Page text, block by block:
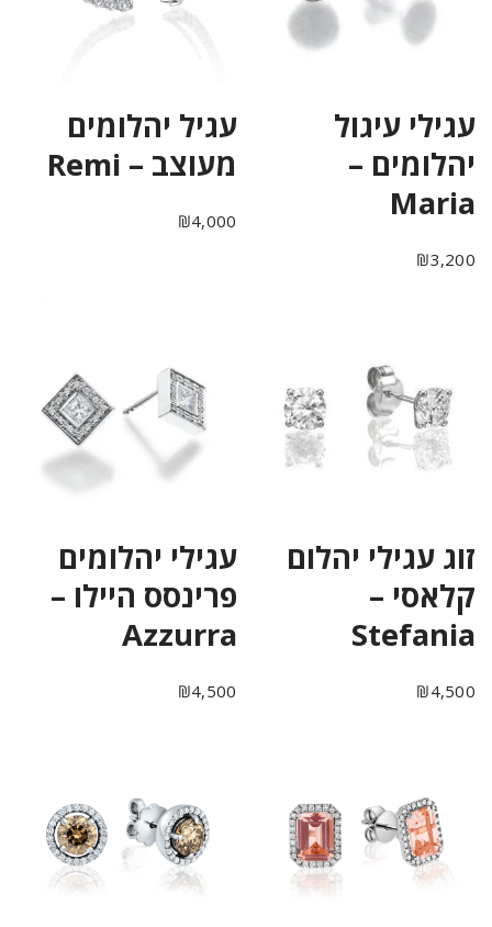
עגילי עיגול
יהלומים –
Maria
₪3,200
עגיל יהלומים
מעוצב – Remi
₪4,000
זוג עגילי יהלום
קלאסי –
Stefania
₪4,500
עגילי יהלומים
פרינסס היילו –
Azzurra
₪4,500